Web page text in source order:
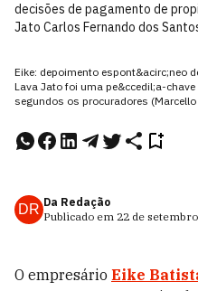
decisões de pagamento de
Jato Carlos Fernando dos
Eike: depoimento espont&acirc;neo
Lava Jato foi uma pe&ccedil;a-
segundos os procuradores
DR Da Redação
Publicado em 22 de
O empresário Eike